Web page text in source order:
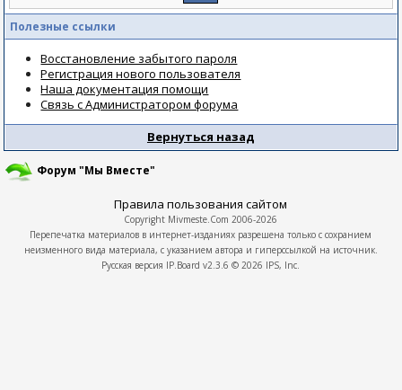
Полезные ссылки
Восстановление забытого пароля
Регистрация нового пользователя
Наша документация помощи
Связь с Администратором форума
Вернуться назад
Форум "Мы Вместе"
Правила пользования сайтом
Copyright Mivmeste.Com 2006-2026
Перепечатка материалов в интернет-изданиях разрешена только с сохранием
неизменного вида материала, с указанием автора и гиперссылкой на источник.
Русская версия IP.Board v2.3.6 © 2026 IPS, Inc.